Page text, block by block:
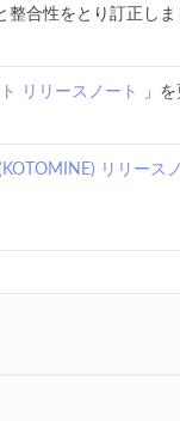
合性をとり訂正しま
リリースノート 」
リリース